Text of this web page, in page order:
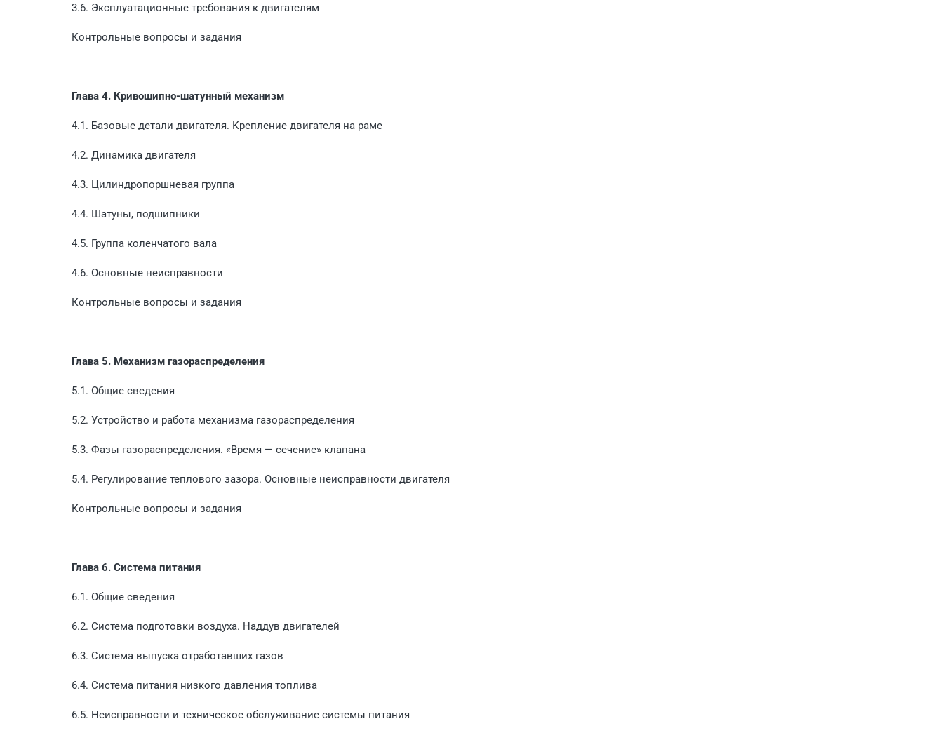
3.6. Эксплуатационные требования к двигателям
Контрольные вопросы и задания
Глава 4. Кривошипно-шатунный механизм
4.1. Базовые детали двигателя. Крепление двигателя на раме
4.2. Динамика двигателя
4.3. Цилиндропоршневая группа
4.4. Шатуны, подшипники
4.5. Группа коленчатого вала
4.6. Основные неисправности
Контрольные вопросы и задания
Глава 5. Механизм газораспределения
5.1. Общие сведения
5.2. Устройство и работа механизма газораспределения
5.3. Фазы газораспределения. «Время — сечение» клапана
5.4. Регулирование теплового зазора. Основные неисправности двигателя
Контрольные вопросы и задания
Глава 6. Система питания
6.1. Общие сведения
6.2. Система подготовки воздуха. Наддув двигателей
6.3. Система выпуска отработавших газов
6.4. Система питания низкого давления топлива
6.5. Неисправности и техническое обслуживание системы питания